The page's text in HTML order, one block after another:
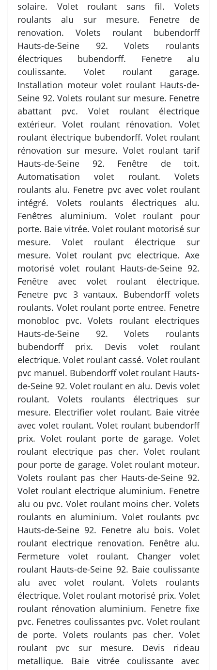
solaire. Volet roulant sans fil. Volets
roulants alu sur mesure. Fenetre de
renovation. Volets roulant bubendorff
Hauts-de-Seine 92. Volets roulants
électriques bubendorff. Fenetre alu
coulissante. Volet roulant garage.
Installation moteur volet roulant Hauts-de-
Seine 92. Volets roulant sur mesure. Fenetre
abattant pvc. Volet roulant électrique
extérieur. Volet roulant rénovation. Volet
roulant électrique bubendorff. Volet roulant
rénovation sur mesure. Volet roulant tarif
Hauts-de-Seine 92. Fenêtre de toit.
Automatisation volet roulant. Volets
roulants alu. Fenetre pvc avec volet roulant
intégré. Volets roulants électriques alu.
Fenêtres aluminium. Volet roulant pour
porte. Baie vitrée. Volet roulant motorisé sur
mesure. Volet roulant électrique sur
mesure. Volet roulant pvc electrique. Axe
motorisé volet roulant Hauts-de-Seine 92.
Fenêtre avec volet roulant électrique.
Fenetre pvc 3 vantaux. Bubendorff volets
roulants. Volet roulant porte entree. Fenetre
monobloc pvc. Volets roulant electriques
Hauts-de-Seine 92. Volets roulants
bubendorff prix. Devis volet roulant
electrique. Volet roulant cassé. Volet roulant
pvc manuel. Bubendorff volet roulant Hauts-
de-Seine 92. Volet roulant en alu. Devis volet
roulant. Volets roulants électriques sur
mesure. Electrifier volet roulant. Baie vitrée
avec volet roulant. Volet roulant bubendorff
prix. Volet roulant porte de garage. Volet
roulant electrique pas cher. Volet roulant
pour porte de garage. Volet roulant moteur.
Volets roulant pas cher Hauts-de-Seine 92.
Volet roulant electrique aluminium. Fenetre
alu ou pvc. Volet roulant moins cher. Volets
roulants en aluminium. Volet roulants pvc
Hauts-de-Seine 92. Fenetre alu bois. Volet
roulant electrique renovation. Fenêtre alu.
Fermeture volet roulant. Changer volet
roulant Hauts-de-Seine 92. Baie coulissante
alu avec volet roulant. Volets roulants
électrique. Volet roulant motorisé prix. Volet
roulant rénovation aluminium. Fenetre fixe
pvc. Fenetres coulissantes pvc. Volet roulant
de porte. Volets roulants pas cher. Volet
roulant pvc sur mesure. Devis rideau
metallique. Baie vitrée coulissante avec